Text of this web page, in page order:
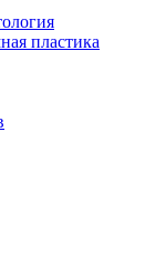
пластика